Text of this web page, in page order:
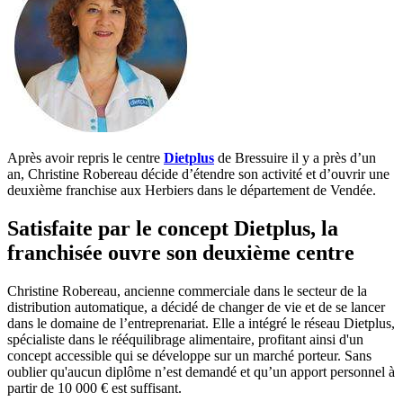
Après avoir repris le centre Dietplus de Bressuire il y a près d’un
an, Christine Robereau décide d’étendre son activité et d’ouvrir une
deuxième franchise aux Herbiers dans le département de Vendée.
Satisfaite par le concept Dietplus, la
franchisée ouvre son deuxième centre
Christine Robereau, ancienne commerciale dans le secteur de la
distribution automatique, a décidé de changer de vie et de se lancer
dans le domaine de l’entreprenariat. Elle a intégré le réseau Dietplus,
spécialiste dans le rééquilibrage alimentaire, profitant ainsi d'un
concept accessible qui se développe sur un marché porteur. Sans
oublier qu'aucun diplôme n’est demandé et qu’un apport personnel à
partir de 10 000 € est suffisant.